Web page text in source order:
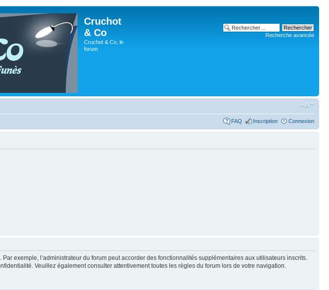
Cruchot
& Co
Cruchot & Co, le
forum
Recherche avancée
FAQ Inscription Connexion
exemple, l’administrateur du forum peut accorder des fonctionnalités supplémentaires aux utilisateurs inscrits.
Veuillez également consulter attentivement toutes les règles du forum lors de votre navigation.